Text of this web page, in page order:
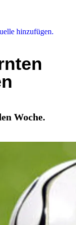
hinzufügen.
Woche.